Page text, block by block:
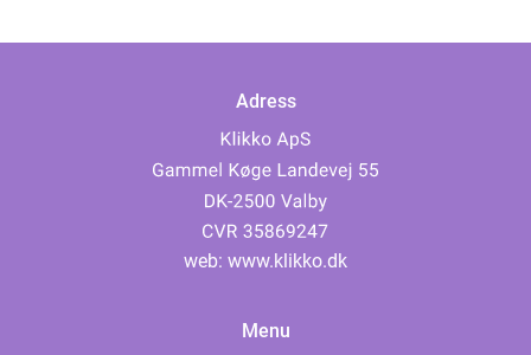
Adress
web: www.klikko.dk
Menu